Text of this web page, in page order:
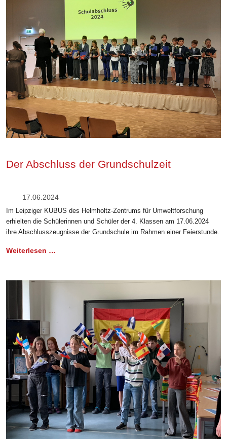
Der Abschluss der Grundschulzeit
17.06.2024
Im Leipziger KUBUS des Helmholtz-Zentrums für Umweltforschung
erhielten die Schülerinnen und Schüler der 4. Klassen am 17.06.2024
ihre Abschlusszeugnisse der Grundschule im Rahmen einer Feierstunde.
Weiterlesen …